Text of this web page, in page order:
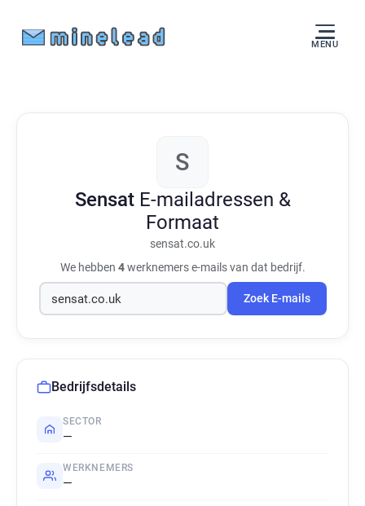
MENU
S
Sensat E-mailadressen &
Formaat
sensat.co.uk
We hebben 4werknemers e-mails van dat bedrijf.
Zoek E-mails
Bedrijfsdetails
SECTOR
—
WERKNEMERS
—